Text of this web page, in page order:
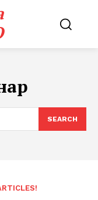
SEARCH